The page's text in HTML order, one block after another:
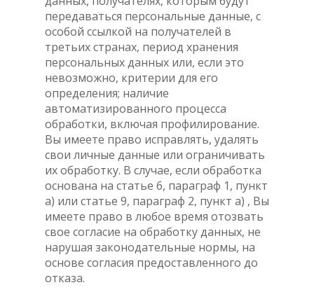
передаваться персональные данные, с
особой ссылкой на получателей в
третьих странах, период хранения
персональных данных или, если это
невозможно, критерии для его
определения; наличие
автоматизированного процесса
обработки, включая профилирование.
Вы имеете право исправлять, удалять
свои личные данные или ограничивать
их обработку. В случае, если обработка
основана на статье 6, параграф 1, пункт
а) или статье 9, параграф 2, пункт а) , Вы
имеете право в любое время отозвать
свое согласие на обработку данных, не
нарушая законодательные нормы, на
основе согласия предоставленного до
отказа.